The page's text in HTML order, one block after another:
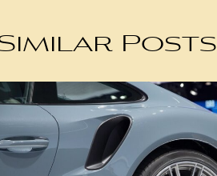
Posts